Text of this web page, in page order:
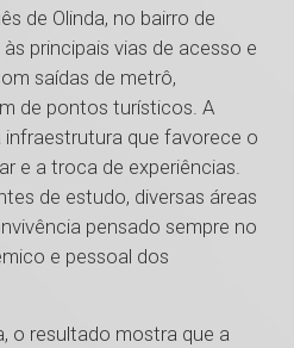
de Olinda, no bairro de
principais vias de acesso e
saídas de metrô,
de pontos turísticos. A
que favorece o
e a troca de experiências.
de estudo, diversas áreas
pensado sempre no
e pessoal dos
o resultado mostra que a